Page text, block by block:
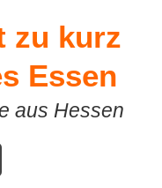
zu kurz
Essen
aus Hessen